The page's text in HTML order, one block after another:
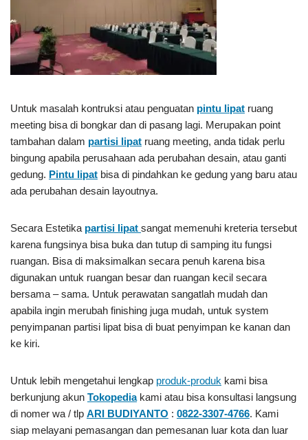
Untuk masalah kontruksi atau penguatan pintu lipat ruang
meeting bisa di bongkar dan di pasang lagi. Merupakan point
tambahan dalam partisi lipat ruang meeting, anda tidak perlu
bingung apabila perusahaan ada perubahan desain, atau ganti
gedung. Pintu lipat bisa di pindahkan ke gedung yang baru atau
ada perubahan desain layoutnya.
Secara Estetika partisi lipat sangat memenuhi kreteria tersebut
karena fungsinya bisa buka dan tutup di samping itu fungsi
ruangan. Bisa di maksimalkan secara penuh karena bisa
digunakan untuk ruangan besar dan ruangan kecil secara
bersama – sama. Untuk perawatan sangatlah mudah dan
apabila ingin merubah finishing juga mudah, untuk system
penyimpanan partisi lipat bisa di buat penyimpan ke kanan dan
ke kiri.
Untuk lebih mengetahui lengkap produk-produk kami bisa
berkunjung akun Tokopediakami atau bisa konsultasi langsung
di nomer wa / tlp ARI BUDIYANTO : 0822-3307-4766. Kami
siap melayani pemasangan dan pemesanan luar kota dan luar